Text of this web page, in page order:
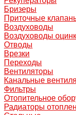
Бризеры
Приточные
Воздуховоды
Воздуховоды
Отводы
Врезки
Переходы
Вентиляторы
Канальные
Фильтры
Отопительное
Радиаторы